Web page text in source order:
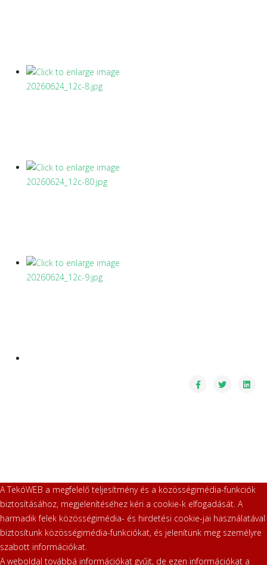
A TekóWEB a megfelelő teljesítmény és a közösségimédia-funkciók
biztosításához, megjelenítéséhez kéri a cookie-k elfogadását. A
harmadik felek közösségimédia- és hirdetési cookie-jai használatával
biztosítunk közösségimédia-funkciókat, és jelenítünk meg személyre
szabott információkat.
A weboldal továbbá információkat gyűjt, de ezen információkat a